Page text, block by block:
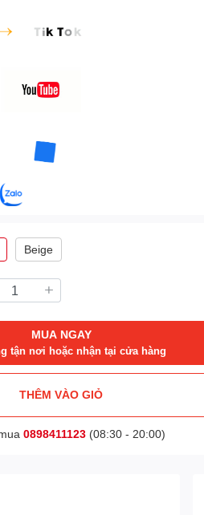
Beige
MUA NGAY
tận nơi hoặc nhận tại cửa hàng
THÊM VÀO GIỎ
0898411123(08:30 - 20:00)